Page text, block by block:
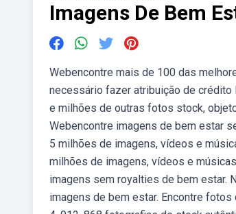
Imagens De Bem
Webencontre mais de 100 das
necessário fazer atribuição de
e milhões de outras fotos stock,
Webencontre imagens de bem estar
5 milhões de imagens, vídeos e
milhões de imagens, vídeos e
imagens sem royalties de bem estar.
imagens de bem estar. Encontre